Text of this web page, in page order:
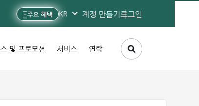
주요 혜택 KR 계정 만들기 로그인
및 프로모션 서비스 연락